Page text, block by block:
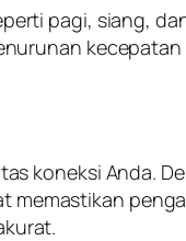
pagi, siang,
koneksi Anda.